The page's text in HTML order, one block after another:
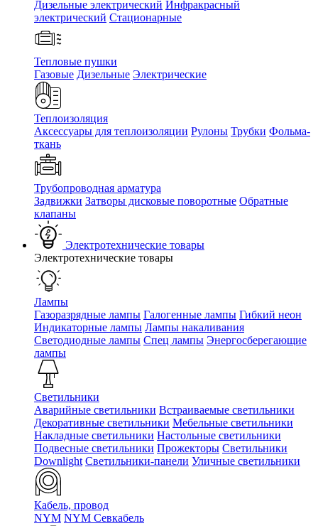
Дизельные электрический Инфракрасный
электрический Стационарные
Тепловые пушки
Газовые Дизельные Электрические
Теплоизоляция
Аксессуары для теплоизоляции Рулоны Трубки Фольма-
ткань
Трубопроводная арматура
Задвижки Затворы дисковые поворотные Обратные
клапаны
Электротехнические товары
Электротехнические товары
Лампы
Газоразрядные лампы Галогенные лампы Гибкий неон
Индикаторные лампы Лампы накаливания
Светодиодные лампы Спец лампы Энергосберегающие
лампы
Светильники
Аварийные светильники Встраиваемые светильники
Декоративные светильники Мебельные светильники
Накладные светильники Настольные светильники
Подвесные светильники Прожекторы Светильники
Downlight Светильники-панели Уличные светильники
Кабель, провод
NYM NYM Севкабель